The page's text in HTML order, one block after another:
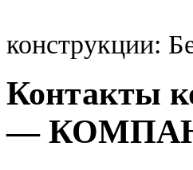
конструкции:
Контакты
—